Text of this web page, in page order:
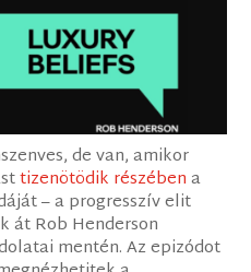
de van, amikor
tizenötödik részébena
– a progresszív elit
át Rob Henderson
mentén. Az epizódot